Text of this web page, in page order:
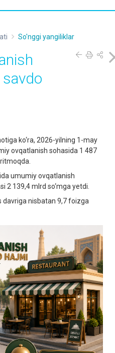
So'nggi yangiliklar
ko‘ra, 2026-yilning 1-may
ovqatlanish sohasida 1 487
umumiy ovqatlanish
2 139,4 mlrd so‘mga yetdi.
davriga nisbatan 9,7 foizga